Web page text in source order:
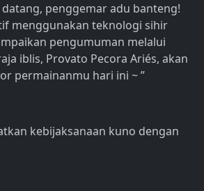
datang, penggemar adu banteng!
menggunakan teknologi sihir
pengumuman melalui
iblis, Provato Pecora Ariés, akan
permainanmu hari ini ~ ”
kebijaksanaan kuno dengan